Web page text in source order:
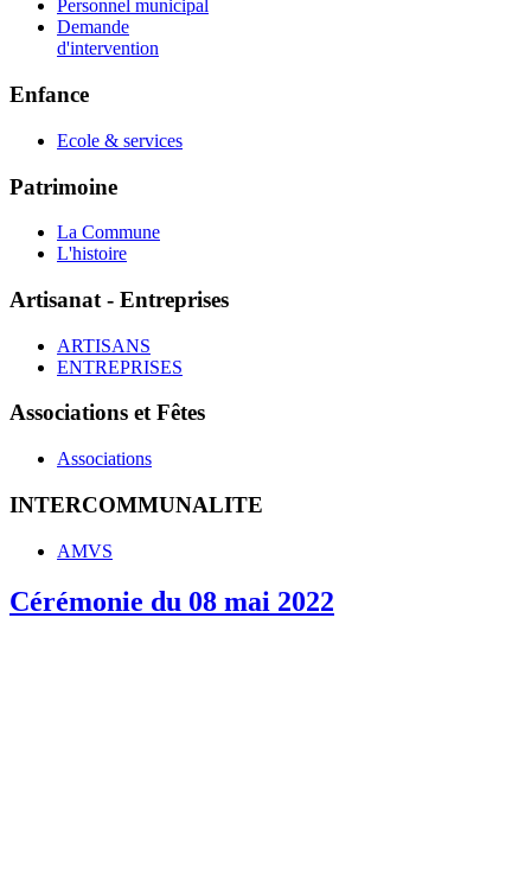
Personnel municipal
Demande
d'intervention
Enfance
Ecole & services
Patrimoine
La Commune
L'histoire
Artisanat - Entreprises
ARTISANS
ENTREPRISES
Associations et Fêtes
Associations
INTERCOMMUNALITE
AMVS
Cérémonie du 08 mai 2022